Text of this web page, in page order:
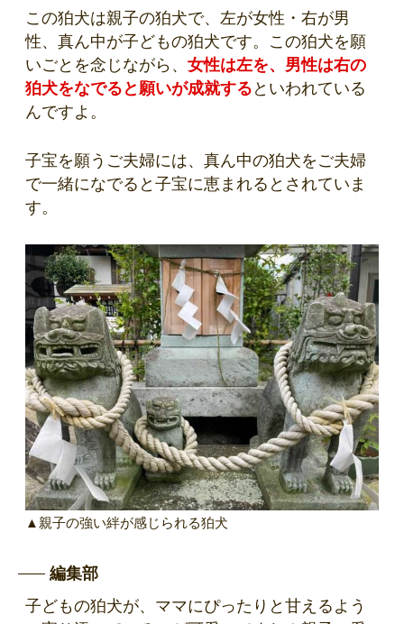
この狛犬は親子の狛犬で、左が女性・右が男
性、真ん中が子どもの狛犬です。この狛犬を願
いごとを念じながら、 女性は左を、男性は右の
狛犬をなでると願いが成就する といわれている
んですよ。
子宝を願うご夫婦には、真ん中の狛犬をご夫婦
で一緒になでると子宝に恵まれるとされていま
す。
▲親子の強い絆が感じられる狛犬
編集部
子どもの狛犬が、ママにぴったりと甘えるよう